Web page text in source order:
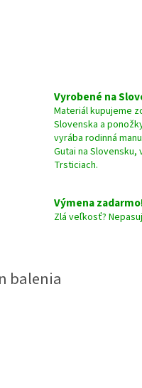
Vyrobené na
Materiál kupujeme
Slovenska a
vyrába rodinná
Gutai na Slovensku,
Trsticiach.
Výmena
Zlá veľkosť?